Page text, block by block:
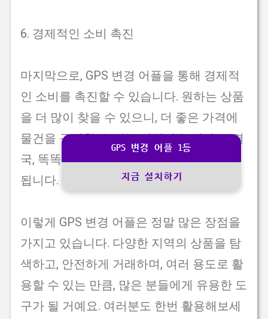
6. 경제적인 소비 촉진
마지막으로, GPS 변경 어플을 통해 경제적
인 소비를 촉진할 수 있습니다. 원하는 상품
을 더 많이 찾을 수 있으니, 더 좋은 가격에
물건을 구입할 수 있는 기회가 늘어나죠. 결
국, 똑똑한 소비를 할 수 있는 좋은 방법이
됩니다.
이렇게 GPS 변경 어플은 정말 많은 장점을
가지고 있습니다. 다양한 지역의 상품을 탐
색하고, 안전하게 거래하며, 여러 용도로 활
용할 수 있는 만큼, 많은 분들에게 유용한 도
구가 될 거예요. 여러분도 한번 활용해보세
GPS 변경 어플 1등
지금 설치하기